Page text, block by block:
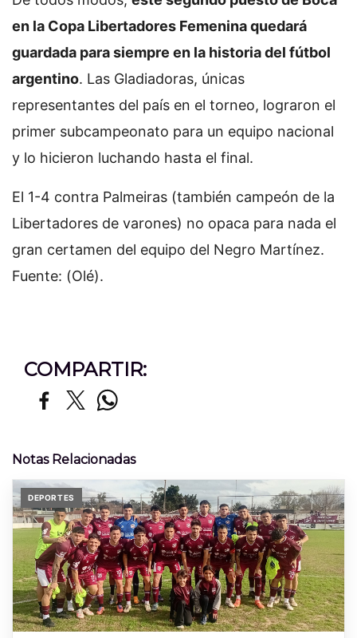
en la Copa Libertadores Femenina quedará
guardada para siempre en la historia del fútbol
argentino. Las Gladiadoras, únicas
representantes del país en el torneo, lograron el
primer subcampeonato para un equipo nacional
y lo hicieron luchando hasta el final.
El 1-4 contra Palmeiras (también campeón de la
Libertadores de varones) no opaca para nada el
gran certamen del equipo del Negro Martínez.
Fuente: (Olé).
COMPARTIR:
Notas Relacionadas
DEPORTES